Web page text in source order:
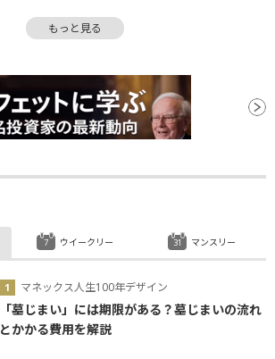
もっと見る
マネックス人生100年デザイン
「墓じまい」には期限がある？墓じまいの流れ
とかかる費用を解説
ウイークリー マンスリー